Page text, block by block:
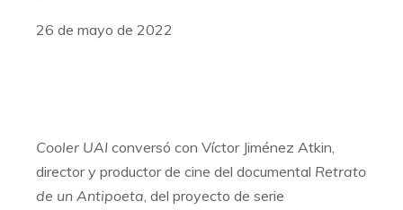
26 de mayo de 2022
Cooler UAI conversó con Víctor Jiménez Atkin,
director y productor de cine del documental Retrato
de un Antipoeta, del proyecto de serie